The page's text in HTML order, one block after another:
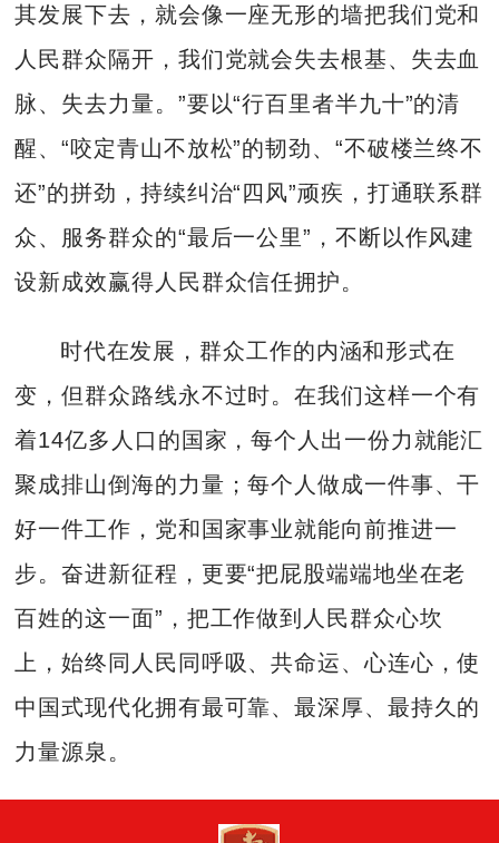
其发展下去，就会像一座无形的墙把我们党和
人民群众隔开，我们党就会失去根基、失去血
脉、失去力量。”要以“行百里者半九十”的清
醒、“咬定青山不放松”的韧劲、“不破楼兰终不
还”的拼劲，持续纠治“四风”顽疾，打通联系群
众、服务群众的“最后一公里”，不断以作风建
设新成效赢得人民群众信任拥护。
时代在发展，群众工作的内涵和形式在
变，但群众路线永不过时。在我们这样一个有
着14亿多人口的国家，每个人出一份力就能汇
聚成排山倒海的力量；每个人做成一件事、干
好一件工作，党和国家事业就能向前推进一
步。奋进新征程，更要“把屁股端端地坐在老
百姓的这一面”，把工作做到人民群众心坎
上，始终同人民同呼吸、共命运、心连心，使
中国式现代化拥有最可靠、最深厚、最持久的
力量源泉。